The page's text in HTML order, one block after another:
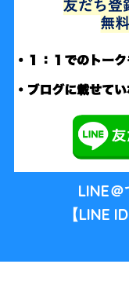
LINE
【LINE